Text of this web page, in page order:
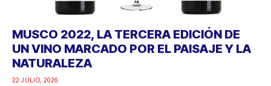
MUSCO 2022, LA TERCERA EDICIÓN DE
UN VINO MARCADO POR EL PAISAJE Y LA
NATURALEZA
22 JULIO, 2026